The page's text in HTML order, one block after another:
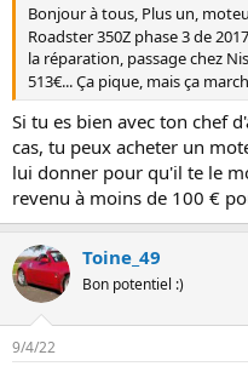
Bonjour à tous, Plus un,
Roadster 350Z phase 3 de 2017
la réparation, passage chez
513€... Ça pique, mais ça
Si tu es bien avec ton chef
cas, tu peux acheter un
lui donner pour qu'il te le
revenu à moins de 100 €
Toine_49
Bon potentiel :)
9/4/22